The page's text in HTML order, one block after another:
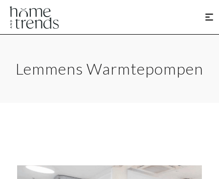
Lemmens Warmtepompen